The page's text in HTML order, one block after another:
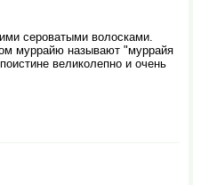
сероватыми волосками.
муррайю называют "муррайя
великолепно и очень